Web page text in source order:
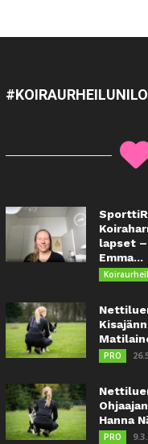
#KOIRAURHEILUNILO
lapset –
Emma...
PRO
Hanna
PRO